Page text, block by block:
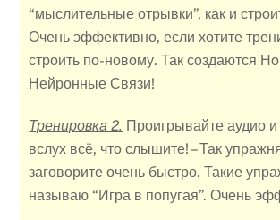
“мыслительные отрывки”, как и
Очень эффективно, если хотите
строить по-новому. Так создаются
Нейронные Связи!
Тренировка 2. Проигрывайте аудио
вслух всё, что слышите! – Так
заговорите очень быстро. Такие
называю “Игра в попугая”. Очень